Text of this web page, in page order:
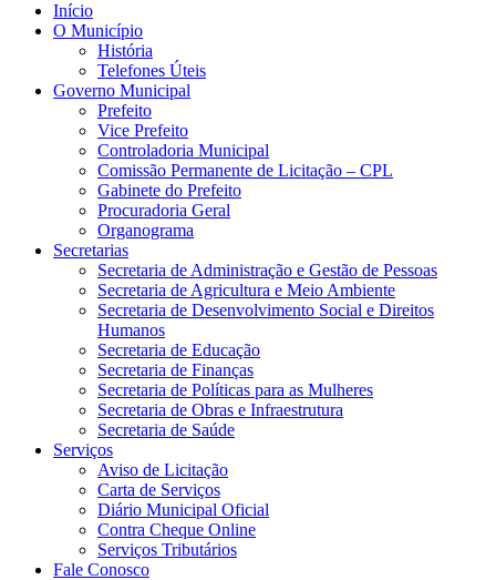
Início
O Município
História
Telefones Úteis
Governo Municipal
Prefeito
Vice Prefeito
Controladoria Municipal
Comissão Permanente de Licitação – CPL
Gabinete do Prefeito
Procuradoria Geral
Organograma
Secretarias
Secretaria de Administração e Gestão de Pessoas
Secretaria de Agricultura e Meio Ambiente
Secretaria de Desenvolvimento Social e Direitos
Humanos
Secretaria de Educação
Secretaria de Finanças
Secretaria de Políticas para as Mulheres
Secretaria de Obras e Infraestrutura
Secretaria de Saúde
Serviços
Aviso de Licitação
Carta de Serviços
Diário Municipal Oficial
Contra Cheque Online
Serviços Tributários
Fale Conosco